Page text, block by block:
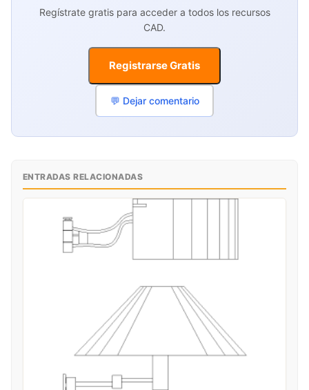
Regístrate gratis para acceder a todos los recursos
CAD.
Registrarse Gratis
💬 Dejar comentario
ENTRADAS RELACIONADAS